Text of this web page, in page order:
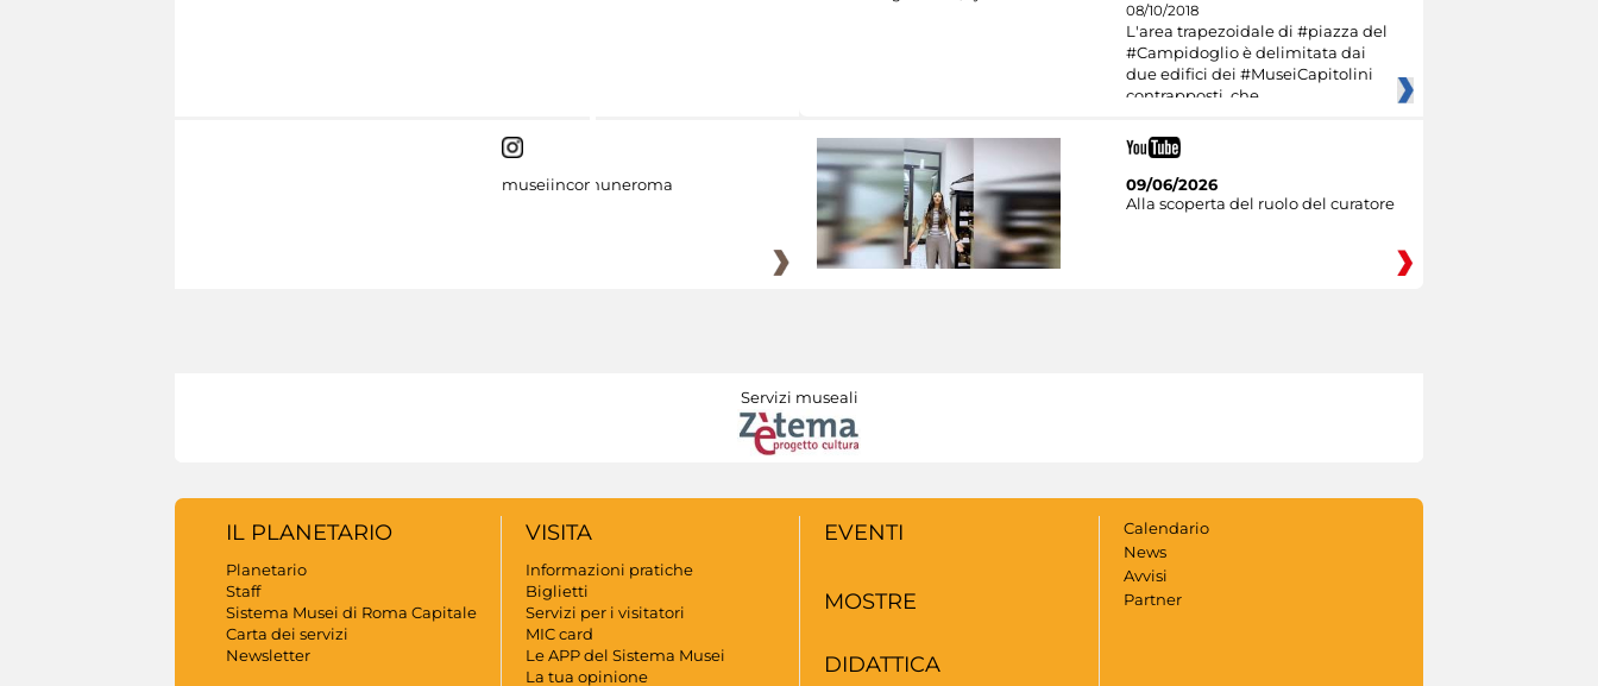
08/10/2018
L'area trapezoidale di #piazza del
#Campidoglio è delimitata dai
due edifici dei #MuseiCapitolini
contrapposti, che
museiincomuneroma
09/06/2026
Alla scoperta del ruolo del curatore
Servizi museali
IL PLANETARIO
Planetario
Staff
Sistema Musei di Roma Capitale
Carta dei servizi
Newsletter
VISITA
Informazioni pratiche
Biglietti
Servizi per i visitatori
MIC card
Le APP del Sistema Musei
La tua opinione
EVENTI
MOSTRE
DIDATTICA
Calendario
News
Avvisi
Partner